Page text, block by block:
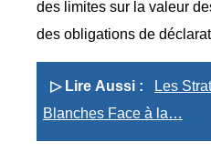
des limites sur la valeur
des obligations de
▷ Lire Aussi :
Les
Blanches Face à la…